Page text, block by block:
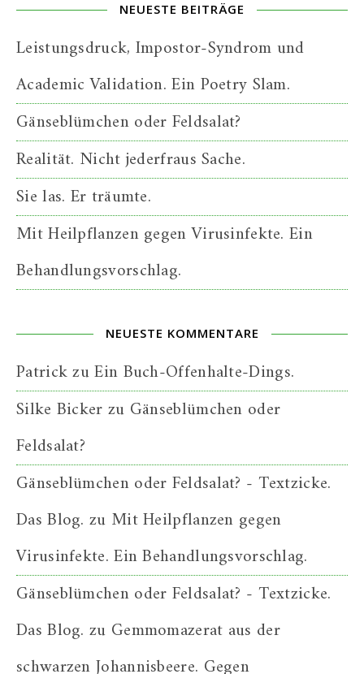
NEUESTE BEITRÄGE
Leistungsdruck, Impostor-Syndrom und
Academic Validation. Ein Poetry Slam.
Gänseblümchen oder Feldsalat?
Realität. Nicht jederfraus Sache.
Sie las. Er träumte.
Mit Heilpflanzen gegen Virusinfekte. Ein
Behandlungsvorschlag.
NEUESTE KOMMENTARE
PatrickzuEin Buch-Offenhalte-Dings.
Silke Bickerzu Gänseblümchen oder
Feldsalat?
Gänseblümchen oder Feldsalat? - Textzicke.
Das Blog. zu Mit Heilpflanzen gegen
Virusinfekte. Ein Behandlungsvorschlag.
Gänseblümchen oder Feldsalat? - Textzicke.
Das Blog. zu Gemmomazerat aus der
schwarzen Johannisbeere. Gegen